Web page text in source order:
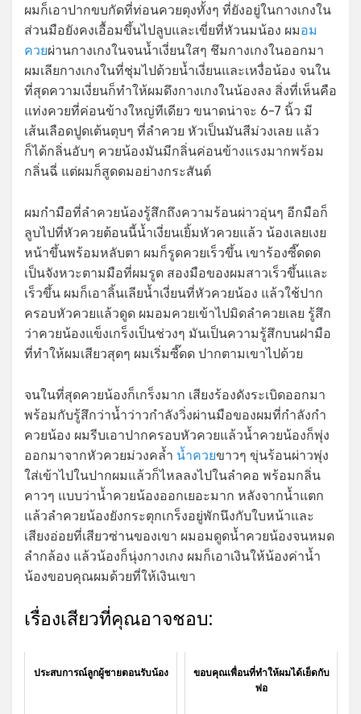
ผมก็เอาปากขบกัดที่ท่อนควยตุงทั้งๆ ที่ยังอยู่ในกางเกงใน
ส่วนมือยังคงเอื้อมขึ้นไปลูบและเขี่ยที่หัวนมน้อง ผมอม
ควยผ่านกางเกงในจนนํ้าเงี่ยนใสๆ ชึมกางเกงในออกมา
ผมเลียกางเกงในที่ชุ่มไปด้วยนํ้าเงี่ยนและเหงื่อน้อง จนใน
ที่สุดความเงี่ยนก็ทำให้ผมดึงกางเกงในน้องลง สิ่งที่เห็นคือ
แท่งควยที่ค่อนข้างใหญ่ทีเดียว ขนาดน่าจะ 6-7 นิ้ว มี
เส้นเลือดปูดเต้นตุบๆ ที่ลำควย หัวเป็นมันสีม่วงเลย แล้ว
ก็ได้กลิ่นอับๆ ควยน้องมันมีกลิ่นค่อนข้างแรงมากพร้อม
กลิ่นฉี่ แต่ผมก็สูดดมอย่างกระสันต์
ผมกำมือที่ลำควยน้องรู้สึกถึงความร้อนผ่าวอุ่นๆ อีกมือก็
ลูบไปที่หัวควยต้อนนี้นํ้าเงี่ยนเยิ้มหัวควยแล้ว น้องเลยเงย
หน้าขึ้นพร้อมหลับตา ผมก็รูดควยเร็วขึ้น เขาร้องซี๊ดดด
เป็นจังหวะตามมือที่ผมรูด สองมือของผมสาวเร็วขึ้นและ
เร็วขึ้น ผมก็เอาลิ้นเลียนํ้าเงี่ยนที่หัวควยน้อง แล้วใช้ปาก
ครอบหัวควยแล้วดูด ผมอมควยเข้าไปมิดลำควยเลย รู้สึก
ว่าควยน้องแข็งเกร็งเป็นช่วงๆ มันเป็นความรู้สึกบนฝามือ
ที่ทำให้ผมเสียวสุดๆ ผมเริ่มซี๊ดด ปากตามเขาไปด้วย
จนในที่สุดควยน้องก็เกร็งมาก เสียงร้องดังระเบิดออกมา
พร้อมกับรู้สึกว่าน้ำว่าวกำลังวิ่งผ่านมือของผมที่กำลังกำ
ควยน้อง ผมรีบเอาปากครอบหัวควยแล้วนํ้าควยน้องก็พุ่ง
ออกมาจากหัวควยม่วงคล้ำ น้ำควยขาวๆ ขุ่นร้อนผ่าวพุ่ง
ใส่เข้าไปในปากผมแล้วก็ไหลลงไปในลำคอ พร้อมกลิ่น
คาวๆ แบบว่านํ้าควยน้องออกเยอะมาก หลังจากน้ำแตก
แล้วลำควยน้องยังกระตุกเกร็งอยู่พักนึงกับใบหน้าและ
เสียงอ่อยที่เสียวซ่านของเขา ผมอมดูดนํ้าควยน้องจนหมด
ลำกล้อง แล้วน้องก็นุ่งกางเกง ผมก็เอาเงินให้น้องค่านํ้า
น้องขอบคุณผมด้วยที่ให้เงินเขา
เรื่องเสียวที่คุณอาจชอบ:
ประสบการณ์ลูกผู้ชายตอนรับน้อง
ขอบคุณเพื่อนที่ทำให้ผมได้เย็ดกับ
พ่อ